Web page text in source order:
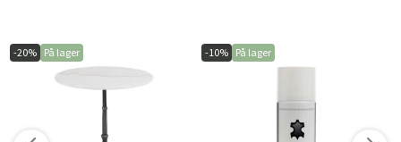
-20% På lager -10% På lager